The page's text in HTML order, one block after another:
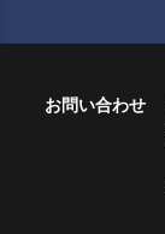
お問い合わせ